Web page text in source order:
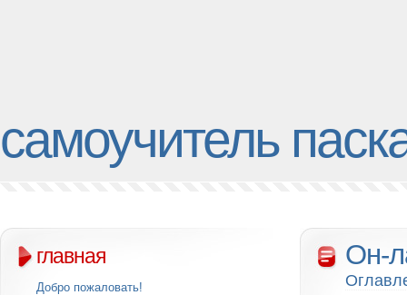
самоучитель
Он-
главная
Добро пожаловать!